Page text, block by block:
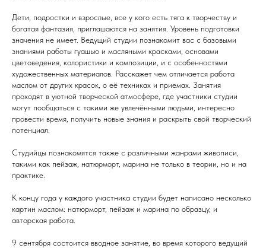
Дети, подростки и взрослые, все у кого есть тяга к творчеству и
богатая фантазия, приглашаются на занятия. Уровень подготовки
значения не имеет. Ведущий студии познакомит вас с базовыми
знаниями работы гуашью и масляными красками, основами
цветоведения, колористики и композиции, и с особенностями
художественных материалов. Расскажет чем отличается работа
маслом от других красок, о её техниках и приемах. Занятия
проходят в уютной творческой атмосфере, где участники студии
могут пообщаться с такими же увлечёнными людьми, интересно
провести время, получить новые знания и раскрыть свой творческий
потенциал.
Студийцы познакомятся также с различными жанрами живописи,
такими как пейзаж, натюрморт, марина не только в теории, но и на
практике.
К концу года у каждого участника студии будет написано несколько
картин маслом: натюрморт, пейзаж и марина по образцу, и
авторская работа.
9 сентября состоится вводное занятие, во время которого ведущий